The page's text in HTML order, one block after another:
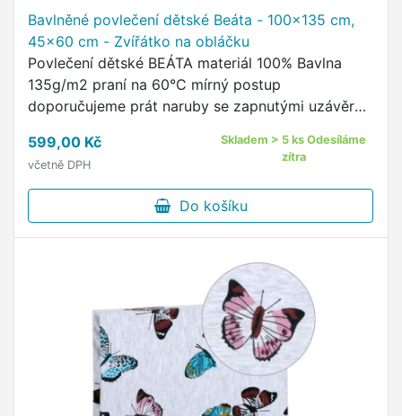
Bavlněné povlečení dětské Beáta - 100x135 cm,
45x60 cm - Zvířátko na obláčku
Povlečení dětské BEÁTA materiál 100% Bavlna
135g/m2 praní na 60°C mírný postup
doporučujeme prát naruby se zapnutými uzávěry
zapínání na zip dětské motivy …
599,00 Kč
včetně DPH
Skladem > 5 ks Odesíláme
zítra
Do košíku